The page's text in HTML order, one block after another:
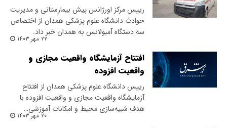
رییس مرکز اورژانس پیش بیمارستانی و مدیریت
حوادث دانشگاه علوم پزشکی همدان از اختصاص
سه دستگاه آمبولانس به همدان خبر داد.
۲۲ مهر ۱۴۰۳
افتتاح آزمایشگاه واقعیت مجازی و
واقعیت افزوده
رییس دانشگاه علوم پزشکی همدان از افتتاح
آزمایشگاه واقعیت مجازی و واقعیت افزوده با
هدف شبیه‌سازی محیط و امکانات آموزشی…
۲۰ مهر ۱۴۰۳